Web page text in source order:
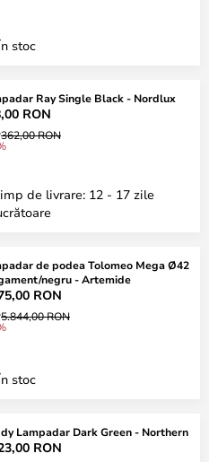
stoc
Ray Single Black - Nordlux
RON
362,00 RON
de livrare: 12 - 17 zile
de podea Tolomeo Mega Ø42
negru - Artemide
RON
5.844,00 RON
stoc
Lampadar Dark Green - Northern
RON